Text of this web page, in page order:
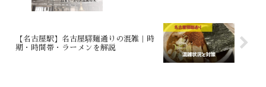
【名古屋駅】名古屋驛麺通りの混雑｜時
期・時間帯・ラーメンを解説